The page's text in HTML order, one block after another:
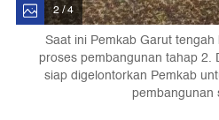
2 / 4
Saat ini Pemkab Garut
proses pembangunan tahap 2.
siap digelontorkan Pemkab
pembangunan